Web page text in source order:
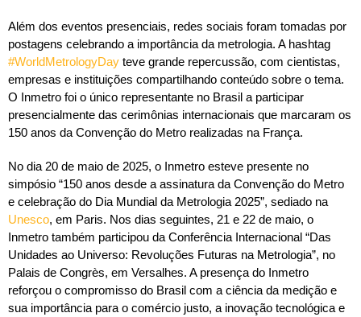
Além dos eventos presenciais, redes sociais foram tomadas por
postagens celebrando a importância da metrologia. A hashtag
#WorldMetrologyDay teve grande repercussão, com cientistas,
empresas e instituições compartilhando conteúdo sobre o tema.
O Inmetro foi o único representante no Brasil a participar
presencialmente das cerimônias internacionais que marcaram os
150 anos da Convenção do Metro realizadas na França.
No dia 20 de maio de 2025, o Inmetro esteve presente no
simpósio “150 anos desde a assinatura da Convenção do Metro
e celebração do Dia Mundial da Metrologia 2025”, sediado na
Unesco, em Paris. Nos dias seguintes, 21 e 22 de maio, o
Inmetro também participou da Conferência Internacional “Das
Unidades ao Universo: Revoluções Futuras na Metrologia”, no
Palais de Congrès, em Versalhes. A presença do Inmetro
reforçou o compromisso do Brasil com a ciência da medição e
sua importância para o comércio justo, a inovação tecnológica e